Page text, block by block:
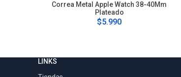
Correa Metal Apple Watch 38-40Mm
Plateado
$5.990
LINKS